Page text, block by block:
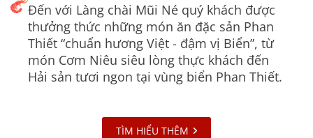
Đến với Làng chài Mũi Né quý khách được
thưởng thức những món ăn đặc sản Phan
Thiết “chuẩn hương Việt - đậm vị Biển”, từ
món Cơm Niêu siêu lòng thực khách đến
Hải sản tươi ngon tại vùng biển Phan Thiết.
TÌM HIỂU THÊM